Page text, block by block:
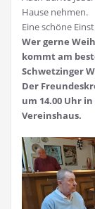
Hause nehmen.
Eine schöne
Wer gerne
kommt am
Schwetzinger
Der
um 14.00 Uhr
Vereinshaus.